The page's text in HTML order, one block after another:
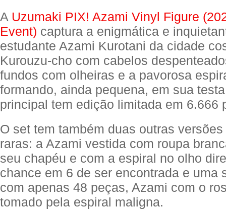
A Uzumaki PIX! Azami Vinyl Figure
Event) captura a enigmática e
estudante Azami Kurotani da cidade
Kurouzu-cho com cabelos
fundos com olheiras e a pavorosa
formando, ainda pequena, em sua
principal tem edição limitada em 6.666
O set tem também duas outras versões
raras: a Azami vestida com roupa
seu chapéu e com a espiral no olho
chance em 6 de ser encontrada e uma
com apenas 48 peças, Azami com o
tomado pela espiral maligna.